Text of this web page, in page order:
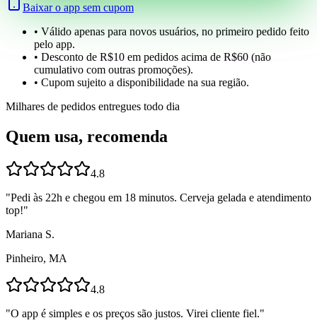
Baixar o app sem cupom
• Válido apenas para novos usuários, no primeiro pedido feito
pelo app.
• Desconto de R$10 em pedidos acima de R$60 (não
cumulativo com outras promoções).
• Cupom sujeito a disponibilidade na sua região.
Milhares de pedidos entregues todo dia
Quem usa, recomenda
4.8
"Pedi às 22h e chegou em 18 minutos. Cerveja gelada e atendimento
top!"
Mariana S.
Pinheiro, MA
4.8
"O app é simples e os preços são justos. Virei cliente fiel."